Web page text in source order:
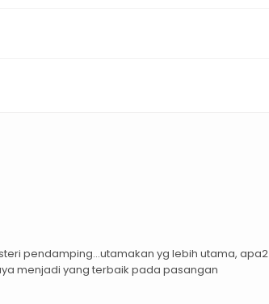
pendamping…utamakan yg lebih utama, apa2
menjadi yang terbaik pada pasangan